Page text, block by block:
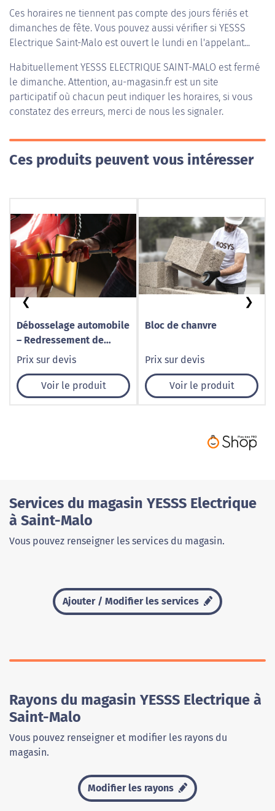
Ces horaires ne tiennent pas compte des jours fériés et
dimanches de fête. Vous pouvez aussi vérifier si YESSS
Electrique Saint-Malo est ouvert le lundi en l'appelant...
HabituellementYESSS ELECTRIQUE SAINT-MALO est fermé
le dimanche. Attention, au-magasin.fr est un site
participatif où chacun peut indiquer les horaires, si vous
constatez des erreurs, merci de nous les signaler.
Ces produits peuvent vous intéresser
Débosselage automobile
– Redressement de
carrosserie
Prix sur devis
Voir le produit
Bloc de chanvre
Prix sur devis
Voir le produit
❮ ❯
Services du magasin YESSS Electrique
à Saint-Malo
Vous pouvez renseigner les services du magasin.
Ajouter / Modifier les services
Rayons du magasin YESSS Electrique à
Saint-Malo
Vous pouvez renseigner et modifier les rayons du
magasin.
Modifier les rayons